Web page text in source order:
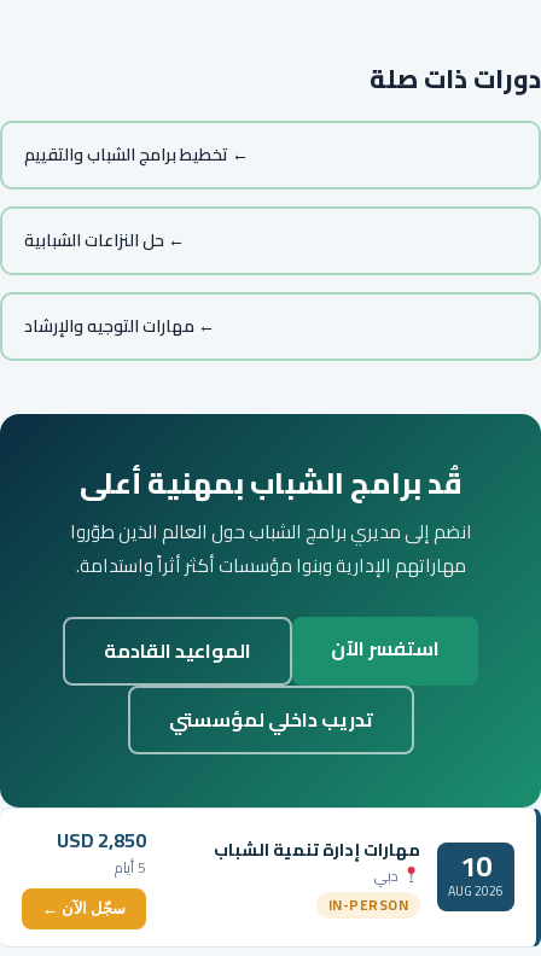
دورات ذات صلة
← تخطيط برامج الشباب والتقييم
← حل النزاعات الشبابية
← مهارات التوجيه والإرشاد
قُد برامج الشباب بمهنية أعلى
انضم إلى مديري برامج الشباب حول العالم الذين طوّروا
مهاراتهم الإدارية وبنوا مؤسسات أكثر أثراً واستدامة.
استفسر الآن
المواعيد القادمة
تدريب داخلي لمؤسستي
10
AUG 2026
مهارات إدارة تنمية الشباب
دبي
IN-PERSON
USD 2,850
5 أيام
سجّل الآن ←